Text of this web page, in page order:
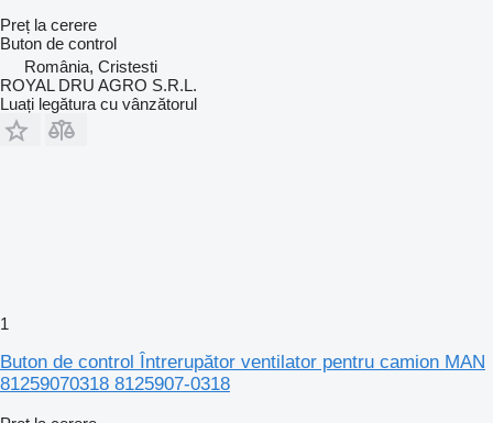
Preț la cerere
Buton de control
România, Cristesti
ROYAL DRU AGRO S.R.L.
Luați legătura cu vânzătorul
1
Buton de control Întrerupător ventilator pentru camion MAN
81259070318 8125907-0318